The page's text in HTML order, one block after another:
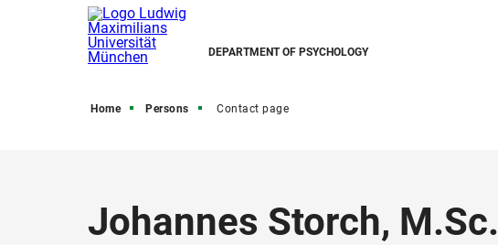
DEPARTMENT OF PSYCHOLOGY
Home Persons Contact page
Johannes Storch, M.Sc.